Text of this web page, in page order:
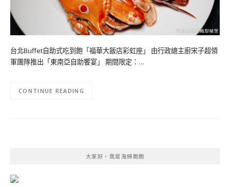
台北Buffet自助式吃到飽「福華大飯店彩虹座」 由行政總主廚宋子超領
軍團隊推出「東南亞自助饗宴」 期間限定：…
CONTINUE READING
大家好，我是海綿飽飽